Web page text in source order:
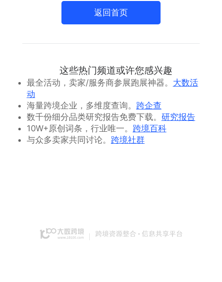
返回首页
这些热门频道或许您感兴趣
最全活动，卖家/服务商参展跑展神器。 大数活
动
海量跨境企业，多维度查询。 跨企查
数千份细分品类研究报告免费下载。 研究报告
10W+原创词条，行业唯一。 跨境百科
与众多卖家共同讨论。 跨境社群